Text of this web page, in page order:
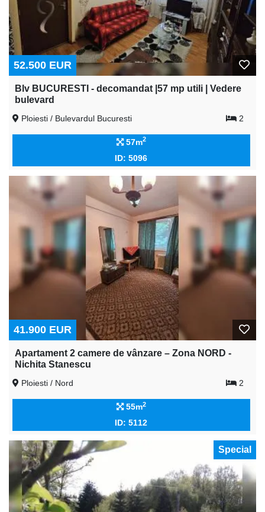
52.500 EUR
Blv BUCURESTI - decomandat |57 mp utili | Vedere
bulevard
Ploiesti / Bulevardul Bucuresti 2
57m2
ID: 5096
41.900 EUR
Apartament 2 camere de vânzare – Zona NORD -
Nichita Stanescu
Ploiesti / Nord 2
55m2
ID: 5112
Special